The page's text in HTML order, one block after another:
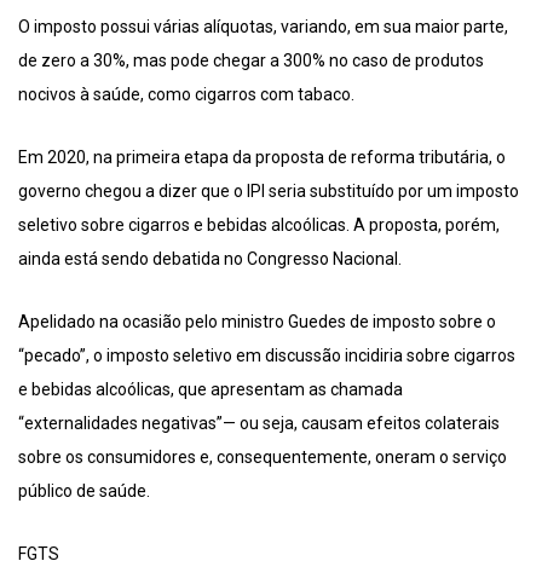
O imposto possui várias alíquotas, variando, em sua maior parte,
de zero a 30%, mas pode chegar a 300% no caso de produtos
nocivos à saúde, como cigarros com tabaco.
Em 2020, na primeira etapa da proposta de reforma tributária, o
governo chegou a dizer que o IPI seria substituído por um imposto
seletivo sobre cigarros e bebidas alcoólicas. A proposta, porém,
ainda está sendo debatida no Congresso Nacional.
Apelidado na ocasião pelo ministro Guedes de imposto sobre o
“pecado”, o imposto seletivo em discussão incidiria sobre cigarros
e bebidas alcoólicas, que apresentam as chamada
“externalidades negativas”— ou seja, causam efeitos colaterais
sobre os consumidores e, consequentemente, oneram o serviço
público de saúde.
FGTS